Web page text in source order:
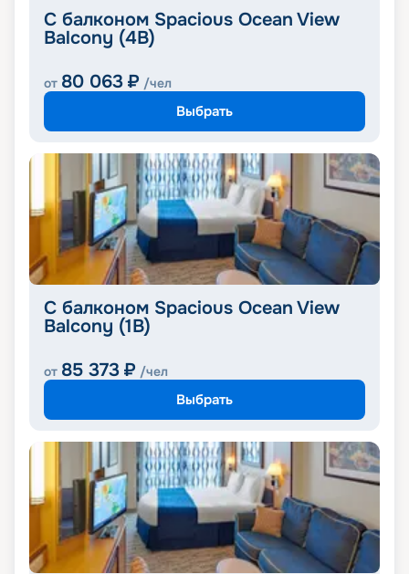
С балконом Spacious Ocean View
Balcony (4B)
от 80 063 ₽ /чел
Выбрать
С балконом Spacious Ocean View
Balcony (1B)
от 85 373 ₽ /чел
Выбрать